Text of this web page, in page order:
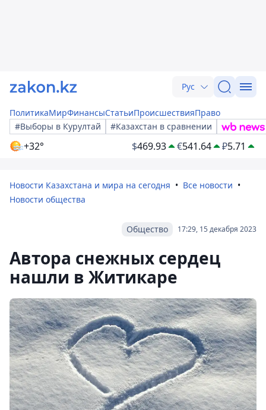
Рус
ПолитикаМирФинансыСтатьиПроисшествияПраво
#Выборы в Курултай
#Казахстан в сравнении
+32° $469.93 €541.64 ₽5.71
Новости Казахстана и мира на сегодня
Все новости
Новости общества
17:29, 15 декабря 2023
Общество
Автора снежных сердец
нашли в Житикаре